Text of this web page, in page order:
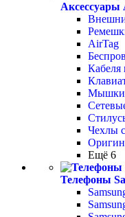
Аксессуары
AirTag
Кабеля
Мышки
Чехлы
Ещё 6
Телефоны